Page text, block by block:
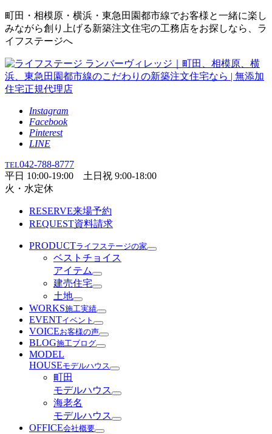
町田・相模原・横浜・東急田園都市線でお客様と一緒に楽し
みながら創り上げる新築注文住宅の工務店をお探しなら、ラ
イフステージへ
Instagram
Facebook
Pinterest
LINE
TEL042-788-8777
平日 10:00-19:00 土日祝 9:00-18:00
火・水定休
RESERVE来場予約
REQUEST資料請求
PRODUCTライフステージの家
ベストチョイス
アイテム
建売住宅
土地
WORKS施工実績
EVENTイベント
VOICEお客様の声
BLOG施工ブログ
MODEL
HOUSEモデルハウス
町田
モデルハウス
海老名
モデルハウス
OFFICE会社概要